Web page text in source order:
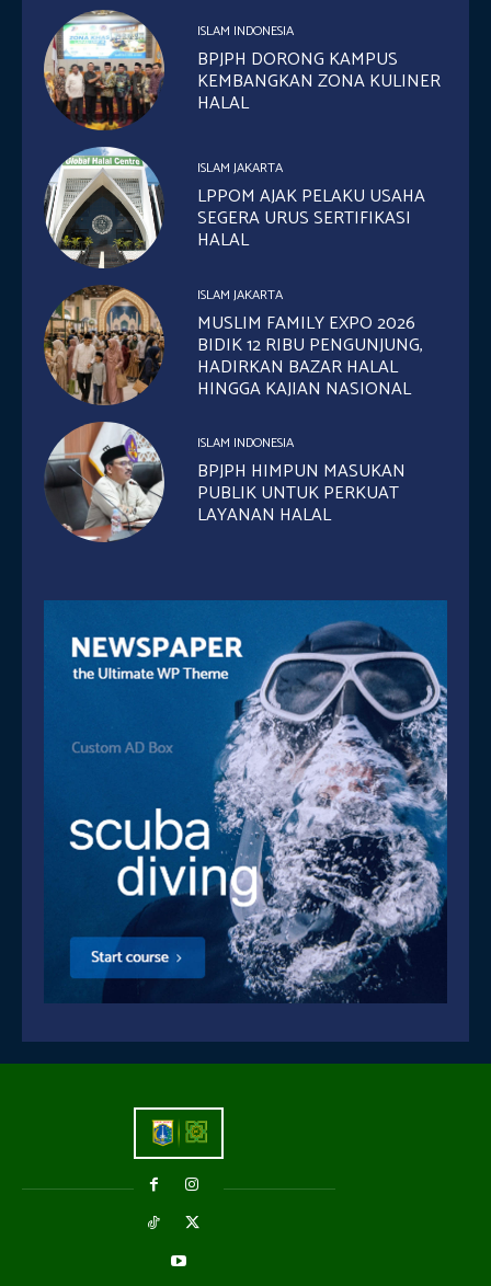
ISLAM INDONESIA
BPJPH DORONG KAMPUS
KEMBANGKAN ZONA KULINER
HALAL
ISLAM JAKARTA
LPPOM AJAK PELAKU USAHA
SEGERA URUS SERTIFIKASI
HALAL
ISLAM JAKARTA
MUSLIM FAMILY EXPO 2026
BIDIK 12 RIBU PENGUNJUNG,
HADIRKAN BAZAR HALAL
HINGGA KAJIAN NASIONAL
ISLAM INDONESIA
BPJPH HIMPUN MASUKAN
PUBLIK UNTUK PERKUAT
LAYANAN HALAL